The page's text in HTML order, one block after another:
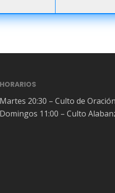
HORARIOS
Martes 20:30 – Culto de
Domingos 11:00 – Culto